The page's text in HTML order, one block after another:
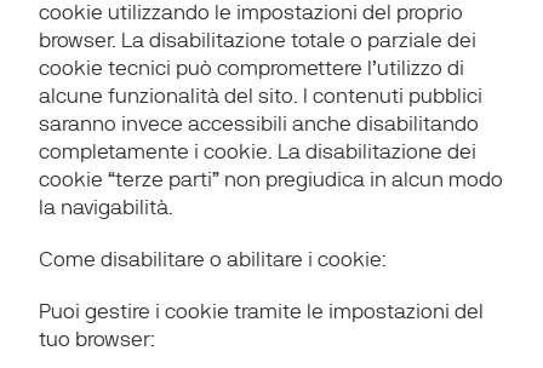
cookie utilizzando le impostazioni del proprio
browser. La disabilitazione totale o parziale dei
cookie tecnici può compromettere l’utilizzo di
alcune funzionalità del sito. I contenuti pubblici
saranno invece accessibili anche disabilitando
completamente i cookie. La disabilitazione dei
cookie “terze parti” non pregiudica in alcun modo
la navigabilità.
Come disabilitare o abilitare i cookie:
Puoi gestire i cookie tramite le impostazioni del
tuo browser: